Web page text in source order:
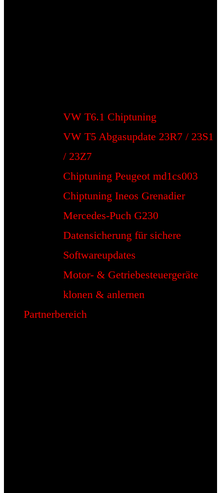
VW T6.1 Chiptuning
VW T5 Abgasupdate 23R7 / 23S1
/ 23Z7
Chiptuning Peugeot md1cs003
Chiptuning Ineos Grenadier
Mercedes-Puch G230
Datensicherung für sichere
Softwareupdates
Motor- & Getriebesteuergeräte
klonen & anlernen
Partnerbereich